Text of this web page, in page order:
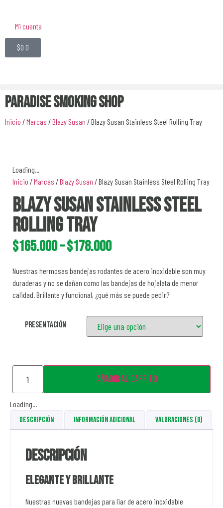
Mi cuenta
$0 0
Paradise Smoking Shop
Inicio /Marcas /Blazy Susan / Blazy Susan Stainless Steel Rolling Tray
Loading...
Inicio /Marcas /Blazy Susan / Blazy Susan Stainless Steel Rolling Tray
Blazy Susan Stainless Steel
Rolling Tray
$165.000–$178.000
Nuestras hermosas bandejas rodantes de acero inoxidable son muy
duraderas y no se dañan como las bandejas de hojalata de menor
calidad.Brillante y funcional, ¿qué más se puede pedir?
Presentación
Añadir al carrito
Loading...
Descripción
Información adicional Valoraciones (0)
Descripción
Elegante y brillante
Nuestras nuevas bandejas para liar de acero inoxidable